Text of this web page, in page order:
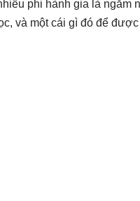
phi hành gia là
và một cái gì đó để được